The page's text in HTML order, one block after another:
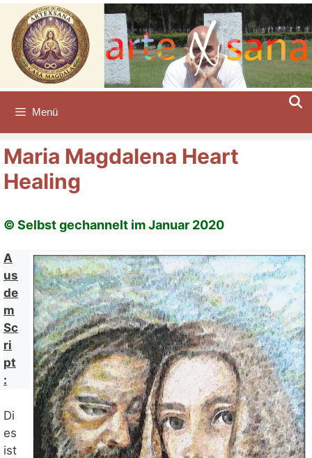
Zum
Inhalt
springen
Menü
Maria Magdalena Heart
Healing
© Selbst gechannelt im Januar 2020
A
us
de
m
Sc
ri
pt
:
Di
es
ist